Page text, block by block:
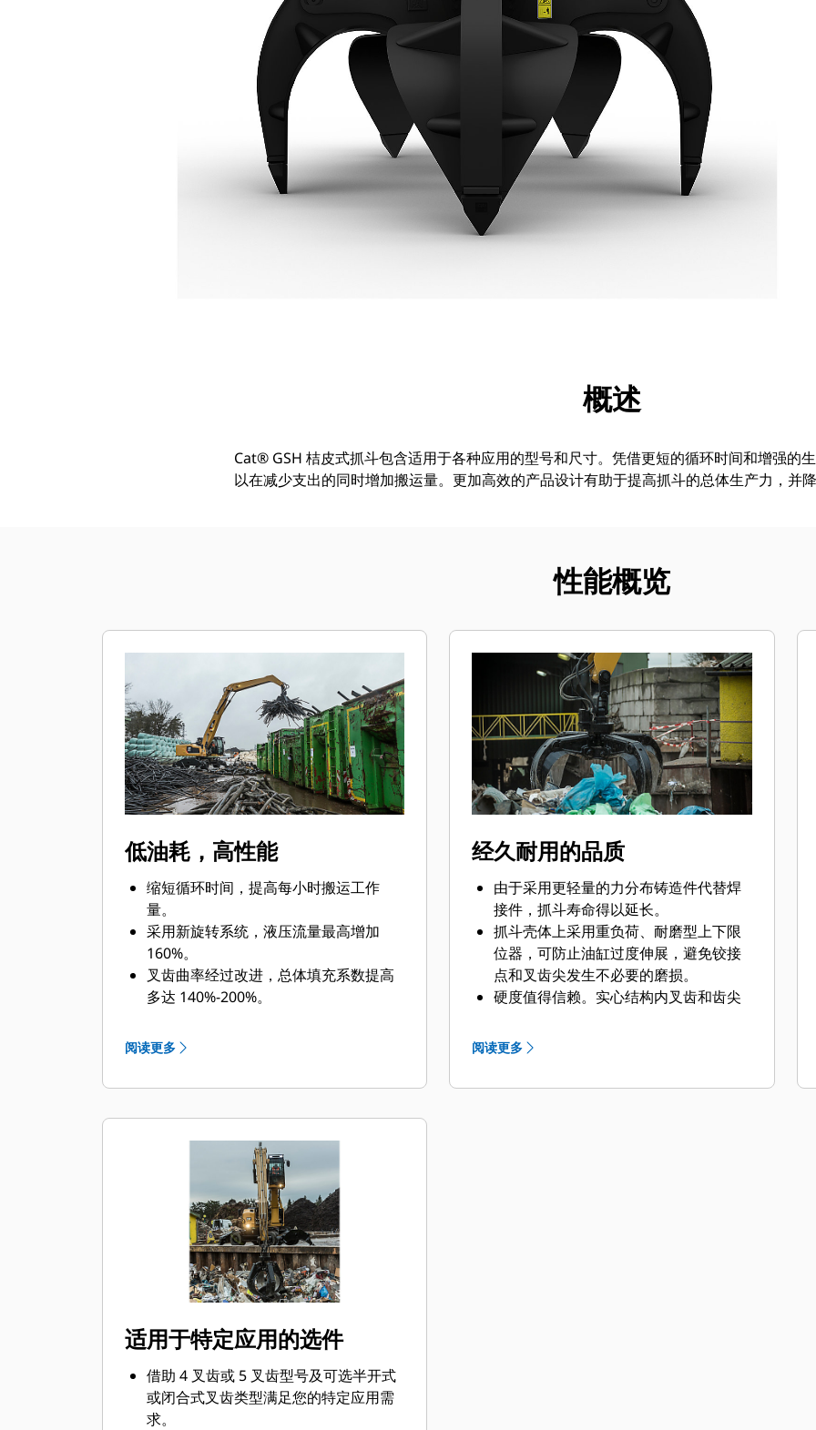
展示
概述
Cat® GSH 桔皮式抓斗包含适用于各种应用的型号和尺寸。凭借更短的循环时间和增强的
以在减少支出的同时增加搬运量。更加高效的产品设计有助于提高抓斗的总体生产力，并降
性能概览
低油耗，高性能
缩短循环时间，提高每小时搬运工作
量。
采用新旋转系统，液压流量最高增加
160%。
叉齿曲率经过改进，总体填充系数提高
多达 140%-200%。
可最大限度提高机器和抓斗的配对与效
触及新高度，增加回转控制。GSH 抓斗
阅读更多
经久耐用的品质
由于采用更轻量的力分布铸造件代替焊
接件，抓斗寿命得以延长。
抓斗壳体上采用重负荷、耐磨型上下限
位器，可防止油缸过度伸展，避免铰接
点和叉齿尖发生不必要的磨损。
硬度值得信赖。实心结构内叉齿和齿尖
属间磨损。铰接点采用铸造件，可消除
采用易于更换的铸造叉齿尖，增加磨损
阅读更多
适用于特定应用的选件
借助 4 叉齿或 5 叉齿型号及可选半开式
或闭合式叉齿类型满足您的特定应用需
求。